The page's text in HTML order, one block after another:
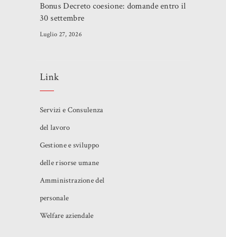
Bonus Decreto coesione: domande entro il
30 settembre
Luglio 27, 2026
Link
Servizi e Consulenza
del lavoro
Gestione e sviluppo
delle risorse umane
Amministrazione del
personale
Welfare aziendale